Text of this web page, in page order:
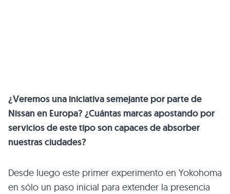
¿Veremos una iniciativa semejante por parte de
Nissan en Europa? ¿Cuántas marcas apostando por
servicios de este tipo son capaces de absorber
nuestras ciudades?
Desde luego este primer experimento en Yokohoma
en sólo un paso inicial para extender la presencia